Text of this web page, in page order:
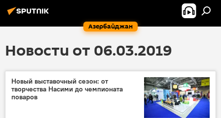
Азербайджан
Новости от 06.03.2019
Новый выставочный сезон: от
творчества Насими до чемпионата
поваров